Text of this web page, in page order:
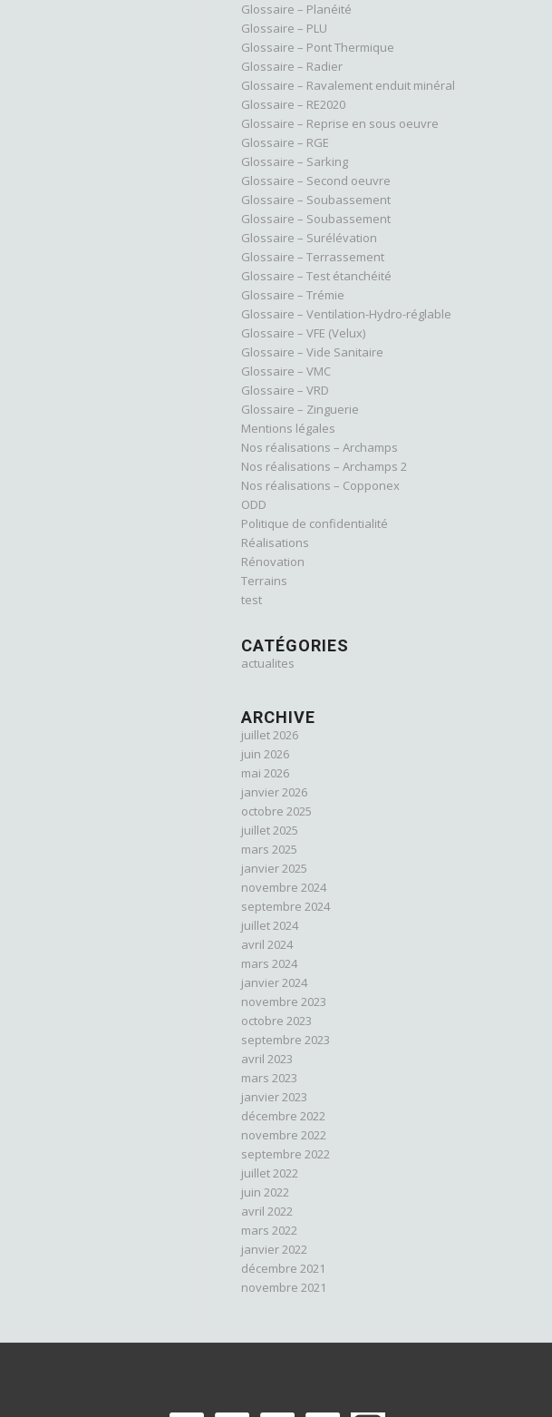
Glossaire – Planéité
Glossaire – PLU
Glossaire – Pont Thermique
Glossaire – Radier
Glossaire – Ravalement enduit minéral
Glossaire – RE2020
Glossaire – Reprise en sous oeuvre
Glossaire – RGE
Glossaire – Sarking
Glossaire – Second oeuvre
Glossaire – Soubassement
Glossaire – Soubassement
Glossaire – Surélévation
Glossaire – Terrassement
Glossaire – Test étanchéité
Glossaire – Trémie
Glossaire – Ventilation-Hydro-réglable
Glossaire – VFE (Velux)
Glossaire – Vide Sanitaire
Glossaire – VMC
Glossaire – VRD
Glossaire – Zinguerie
Mentions légales
Nos réalisations – Archamps
Nos réalisations – Archamps 2
Nos réalisations – Copponex
ODD
Politique de confidentialité
Réalisations
Rénovation
Terrains
test
CATÉGORIES
actualites
ARCHIVE
juillet 2026
juin 2026
mai 2026
janvier 2026
octobre 2025
juillet 2025
mars 2025
janvier 2025
novembre 2024
septembre 2024
juillet 2024
avril 2024
mars 2024
janvier 2024
novembre 2023
octobre 2023
septembre 2023
avril 2023
mars 2023
janvier 2023
décembre 2022
novembre 2022
septembre 2022
juillet 2022
juin 2022
avril 2022
mars 2022
janvier 2022
décembre 2021
novembre 2021